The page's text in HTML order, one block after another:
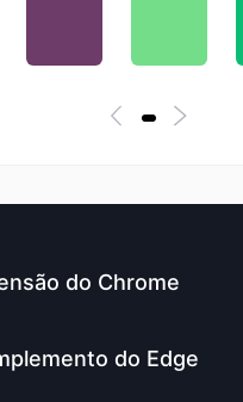
do Chrome
do Edge